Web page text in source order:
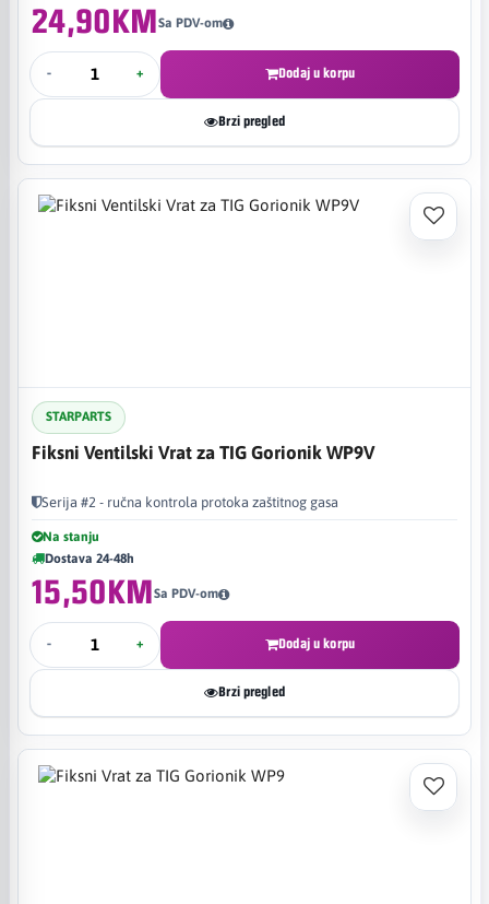
24,90KMSa PDV-om
- + Dodaj u korpu
Brzi pregled
STARPARTS
Fiksni Ventilski Vrat za TIG Gorionik WP9V
Serija #2 - ručna kontrola protoka zaštitnog gasa
Na stanju
Dostava 24-48h
15,50KMSa PDV-om
- + Dodaj u korpu
Brzi pregled